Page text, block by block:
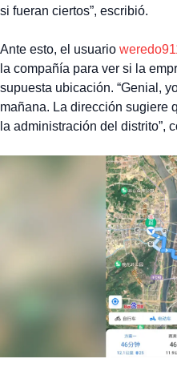
si fueran ciertos”, escribió.
Ante esto, el usuario
la compañía para ver si la
supuesta ubicación. “Genial,
mañana. La dirección sugiere
la administración del distrito”,